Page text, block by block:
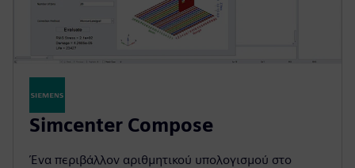
Simcenter Compose
Ένα περιβάλλον αριθμητικού υπολογισμού στο